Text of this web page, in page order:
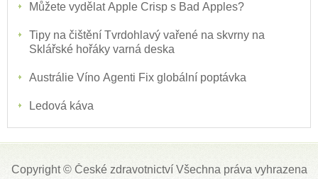
Můžete vydělat Apple Crisp s Bad Apples?
Tipy na čištění Tvrdohlavý vařené na skvrny na
Sklářské hořáky varná deska
Austrálie Víno Agenti Fix globální poptávka
Ledová káva
Copyright © České zdravotnictvíVšechna práva vyhrazena